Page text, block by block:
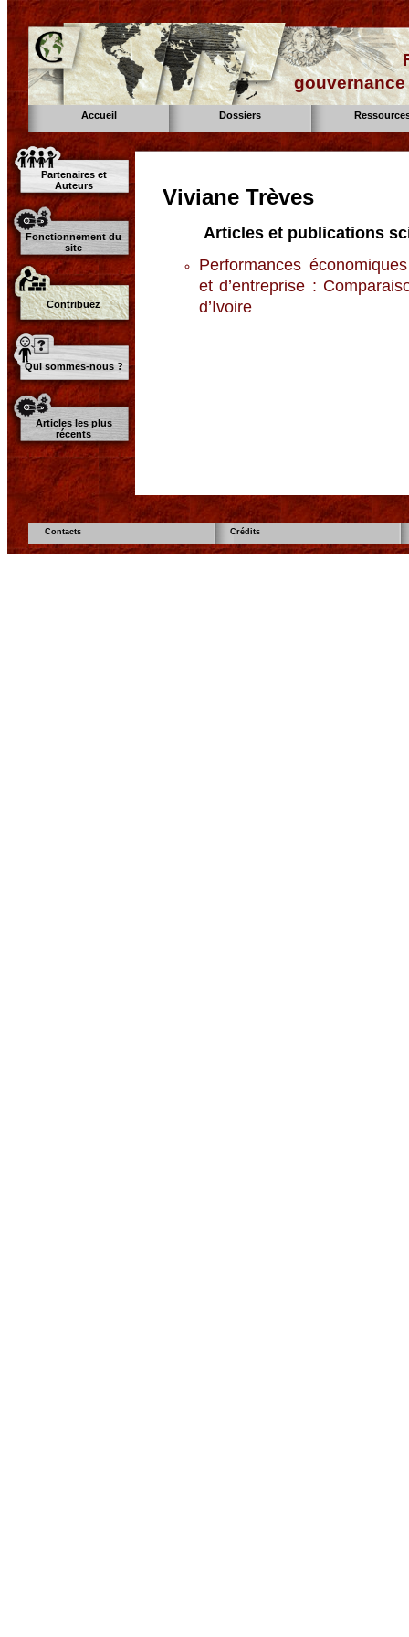
Accueil Dossiers
Partenaires et
Auteurs
Fonctionnement du
site
Contribuez
Qui sommes-nous ?
Articles les plus
récents
Viviane Trèves
Articles et publications
Performances
et d’entreprise :
d’Ivoire
Contacts Crédits